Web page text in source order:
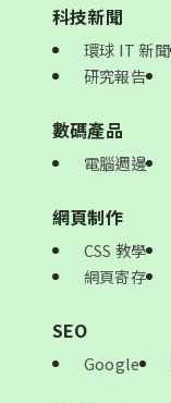
科技新聞
環球 IT 新聞
研究報告
數碼產品
電腦週邊
網頁制作
CSS 教學
網頁寄存
SEO
Google